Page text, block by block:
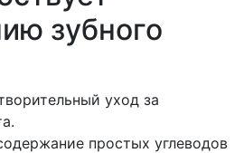
зубного
уход за
простых углеводов